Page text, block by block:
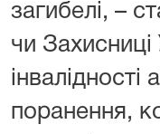
загибелі, –
чи
поранення,